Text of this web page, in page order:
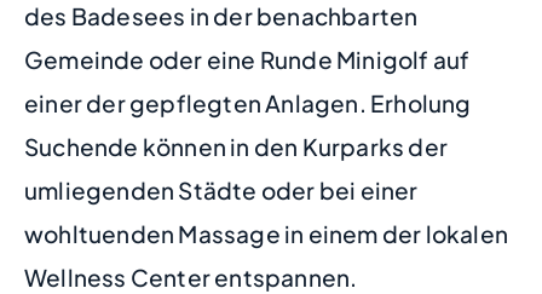
des Badesees in der benachbarten
Gemeinde oder eine Runde Minigolf auf
einer der gepflegten Anlagen. Erholung
Suchende können in den Kurparks der
umliegenden Städte oder bei einer
wohltuenden Massage in einem der lokalen
Wellness Center entspannen.